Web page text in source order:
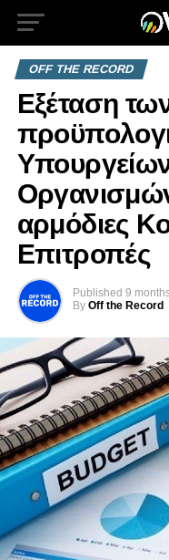
OFF THE RECORD
Εξέταση
αρμόδιες
Επιτροπές
Published 9
By Off the Record